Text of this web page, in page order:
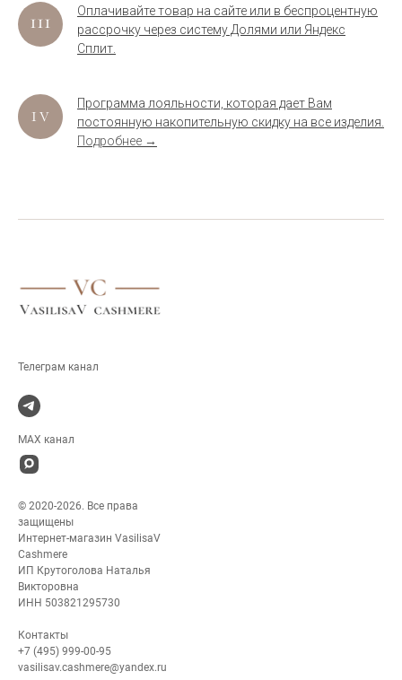
Оплачивайте товар на сайте или в беспроцентную
рассрочку через систему Долями или Яндекс
Сплит.
Программа лояльности, которая дает Вам
постоянную накопительную скидку на все изделия.
Подробнее →
MAX канал
© 2020-2026. Все права
защищены
Интернет-магазин VasilisaV
Cashmere
ИП Крутоголова Наталья
Викторовна
ИНН 503821295730
Контакты
+7 (495) 999-00-95
vasilisav.cashmere@yandex.ru